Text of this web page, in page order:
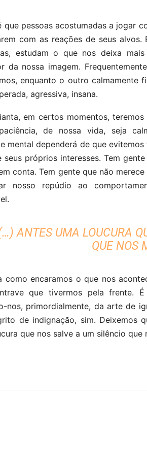
que pessoas acostumadas a jogar
com as reações de seus
estudam o que nos deixa
da nossa imagem.
enquanto o outro calmamente
agressiva, insana.
em certos momentos,
de nossa vida, seja
mental dependerá de que
seus próprios interesses. Tem
conta. Tem gente que não
nosso repúdio ao
ANTES UMA LOUCURA
QUE NOS
como encaramos o que nos
que tivermos pela frente.
nos, primordialmente, da arte de
de indignação, sim. Deixemos
que nos salve a um silêncio que